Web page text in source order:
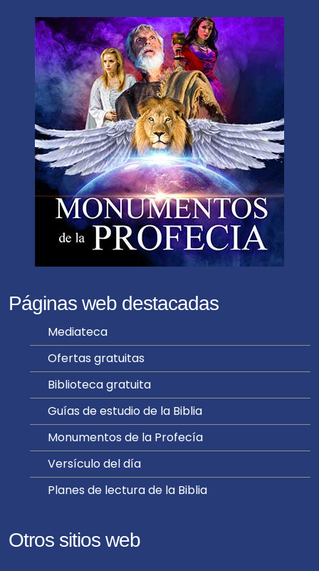
Páginas web destacadas
Mediateca
Ofertas gratuitas
Biblioteca gratuita
Guías de estudio de la Biblia
Monumentos de la Profecía
Versículo del día
Planes de lectura de la Biblia
Otros sitios web